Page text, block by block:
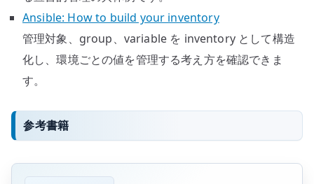
Ansible: How to build your inventory
管理対象、group、variable を inventory として構造
化し、環境ごとの値を管理する考え方を確認できま
す。
参考書籍